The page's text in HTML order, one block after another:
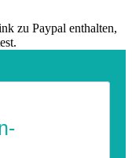
zu Paypal enthalten,